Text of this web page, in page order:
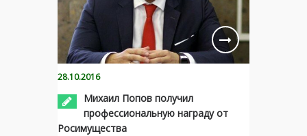
28.10.2016
Михаил Попов получил
профессиональную награду от
Росимущества